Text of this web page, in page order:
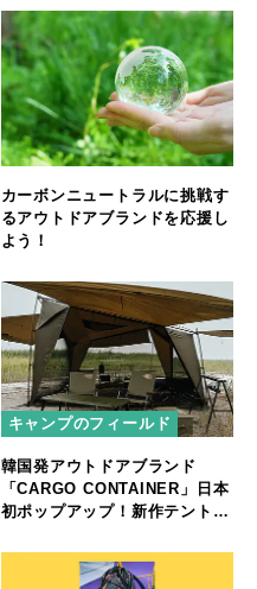
カーボンニュートラルに挑戦す
るアウトドアブランドを応援し
よう！
キャンプのフィールド
韓国発アウトドアブランド
「CARGO CONTAINER」日本
初ポップアップ！新作テント体